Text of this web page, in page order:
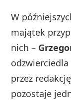
W
majątek
nich –
przez
pozostaje